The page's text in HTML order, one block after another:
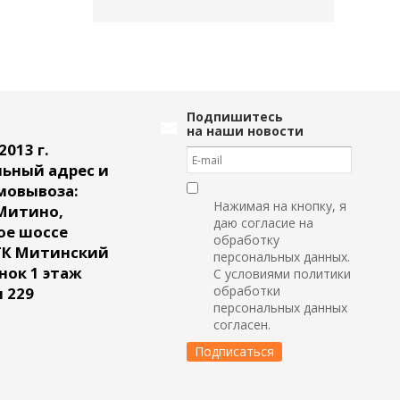
г.
адрес и
шоссе
Митинский
1 этаж
229
Подпишитесь
на наши новости
Нажимая на кнопку, я
даю согласие на
обработку
персональных данных.
С условиями политики
обработки
персональных данных
согласен.